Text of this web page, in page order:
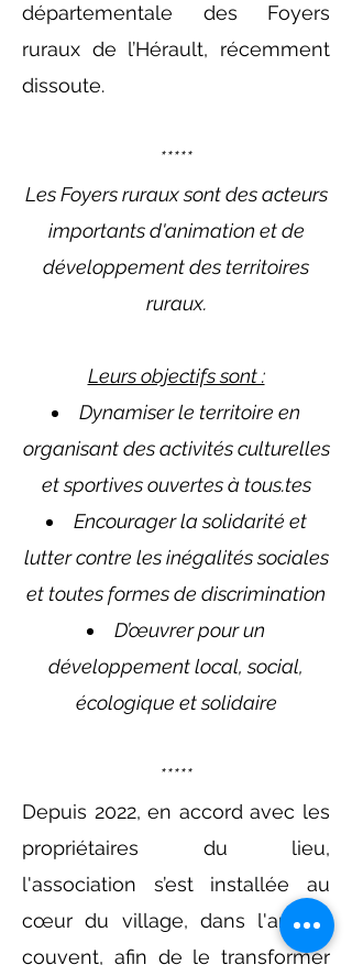
départementale des Foyers
ruraux de l’Hérault, récemment
dissoute.
*****
Les Foyers ruraux sont des acteurs
importants d'animation et de
développement des territoires
ruraux.
Leurs objectifs sont :
Dynamiser le territoire en
organisant des activités culturelles
et sportives ouvertes à tous.tes
Encourager la solidarité et
lutter contre les inégalités sociales
et toutes formes de discrimination
D’œuvrer pour un
développement local, social,
écologique et solidaire
*****
Depuis 2022,en accord avec les
propriétaires du lieu,
l'association s’est installée au
cœur du village, dans l'ancien
couvent, afin de le transformer